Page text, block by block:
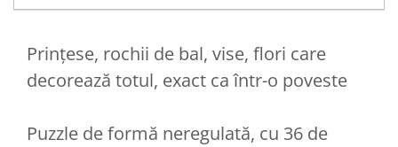
Prințese, rochii de bal, vise, flori care
decorează totul, exact ca într-o poveste
Puzzle de formă neregulată, cu 36 de